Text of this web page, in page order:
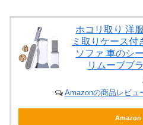
ホコリ取り 洋
ミ取りケース付
ソファ 車のシ
リムーブブ
Amazonの商品レビュ
Amazon